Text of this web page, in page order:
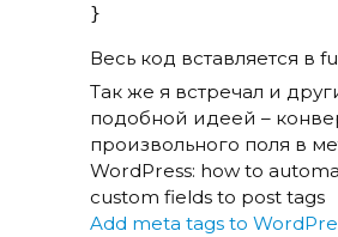
}
Весь код вставляется в
Так же я встречал и
подобной идеей –
произвольного поля в
WordPress: how to
custom fields to post tags
Add meta tags to